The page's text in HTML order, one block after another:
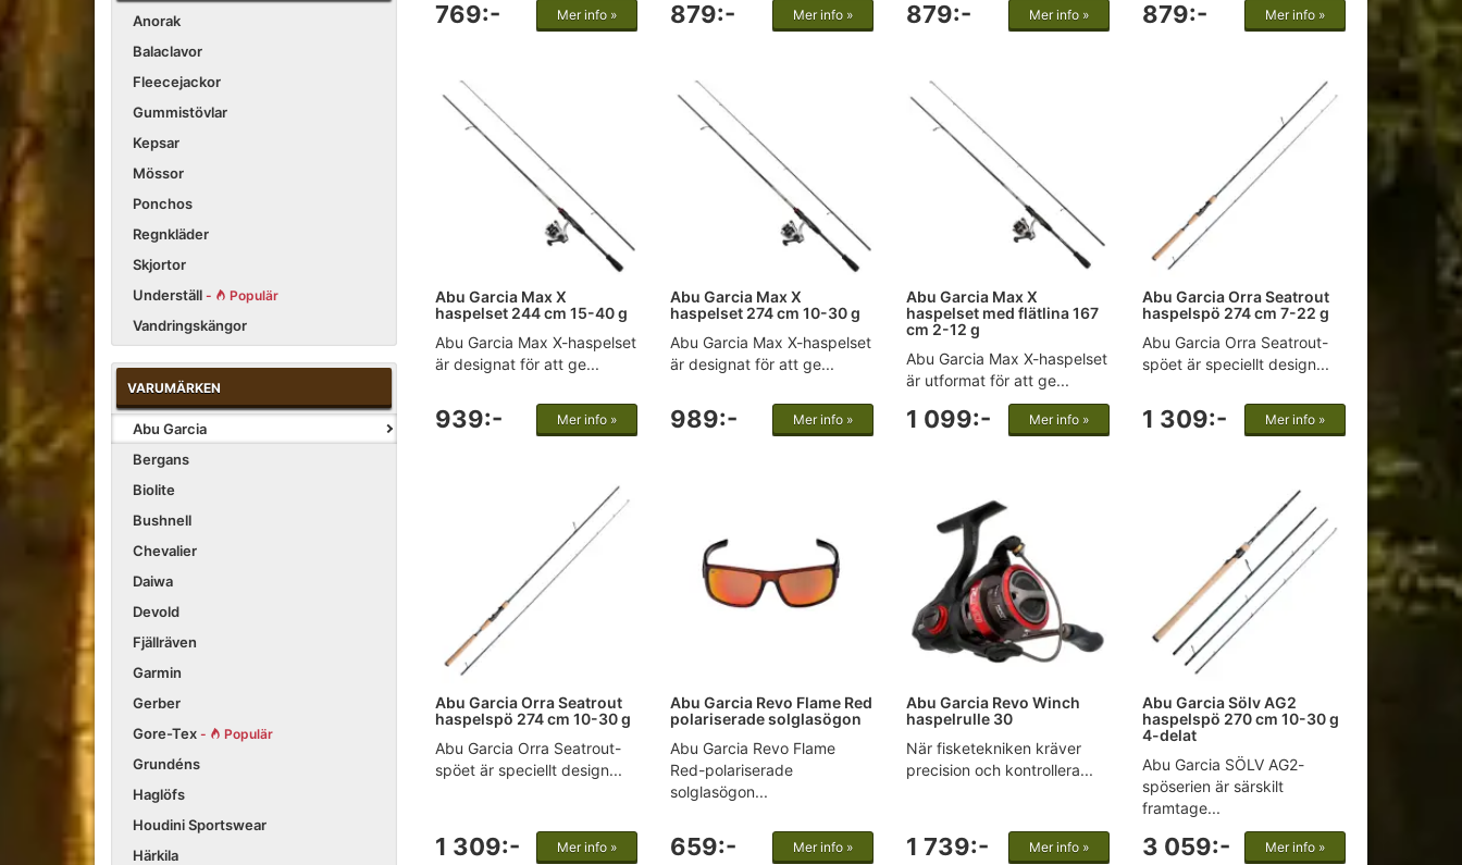
Anorak
Balaclavor
Fleecejackor
Gummistövlar
Kepsar
Mössor
Ponchos
Regnkläder
Skjortor
Underställ - Populär
Vandringskängor
VARUMÄRKEN
Abu Garcia
Bergans
Biolite
Bushnell
Chevalier
Daiwa
Devold
Fjällräven
Garmin
Gerber
Gore-Tex - Populär
Grundéns
Haglöfs
Houdini Sportswear
Härkila
769:- Mer info » 879:- Mer info » 879:- Mer info » 879:- Mer info »
Abu Garcia Max X
haspelset 244 cm 15-40 g
Abu Garcia Max X-haspelset
är designat för att ge...
939:- Mer info »
Abu Garcia Max X
haspelset 274 cm 10-30 g
Abu Garcia Max X-haspelset
är designat för att ge...
989:- Mer info »
Abu Garcia Max X
haspelset med flätlina 167
cm 2-12 g
Abu Garcia Max X-haspelset
är utformat för att ge...
1 099:- Mer info »
Abu Garcia Orra Seatrout
haspelspö 274 cm 7-22 g
Abu Garcia Orra Seatrout-
spöet är speciellt design...
1 309:- Mer info »
Abu Garcia Orra Seatrout
haspelspö 274 cm 10-30 g
Abu Garcia Orra Seatrout-
spöet är speciellt design...
1 309:- Mer info »
Abu Garcia Revo Flame Red
polariserade solglasögon
Abu Garcia Revo Flame
Red-polariserade
solglasögon...
659:- Mer info »
Abu Garcia Revo Winch
haspelrulle 30
När fisketekniken kräver
precision och kontrollera...
1 739:- Mer info »
Abu Garcia Sölv AG2
haspelspö 270 cm 10-30 g
4-delat
Abu Garcia SÖLV AG2-
spöserien är särskilt
framtage...
3 059:- Mer info »